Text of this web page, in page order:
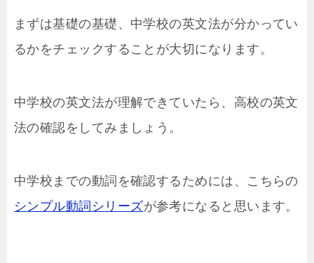
まずは基礎の基礎、中学校の英文法が分かってい
るかをチェックすることが大切になります。
中学校の英文法が理解できていたら、高校の英文
法の確認をしてみましょう。
中学校までの動詞を確認するためには、こちらの
シンプル動詞シリーズが参考になると思います。